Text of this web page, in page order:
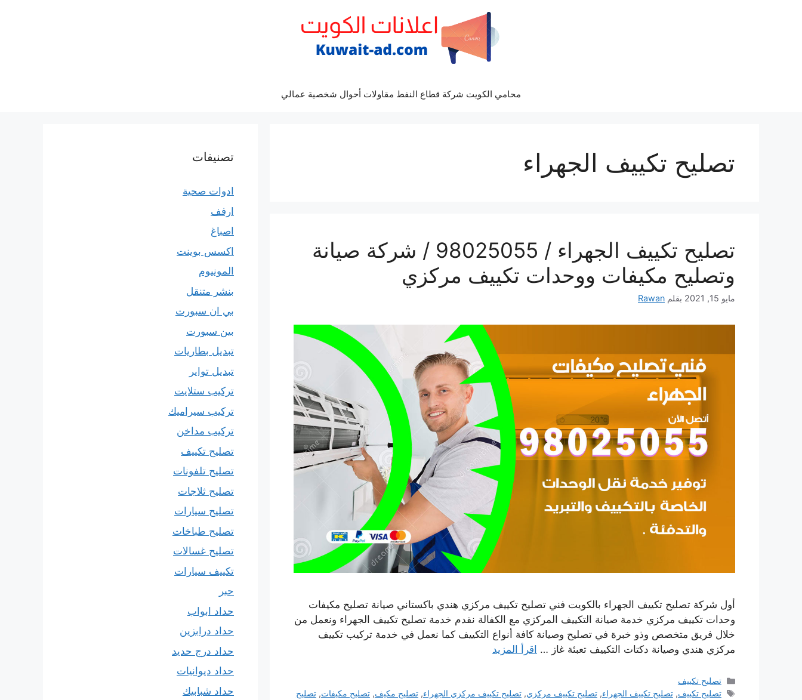
محامي الكويت شركة قطاع النفط مقاولات أحوال شخصية عمالي
تصليح تكييف الجهراء
تصليح تكييف الجهراء / 98025055 / شركة صيانة
وتصليح مكيفات ووحدات تكييف مركزي
مايو 15, 2021 بقلم Rawan
أول شركة تصليح تكييف الجهراء بالكويت فني تصليح تكييف مركزي هندي باكستاني صيانة تصليح مكيفات
وحدات تكييف مركزي خدمة صيانة التكييف المركزي مع الكفالة نقدم خدمة تصليح تكييف الجهراء ونعمل من
خلال فريق متخصص وذو خبرة في تصليح وصيانة كافة أنواع التكييف كما نعمل في خدمة تركيب تكييف
مركزي هندي وصيانة دكتات التكييف تعبئة غاز … اقرأ المزيد
التصنيفات
تصليح تكييف
الوسوم
تصليح تكييف,تصليح تكييف الجهراء,تصليح تكييف مركزي,تصليح تكييف مركزي الجهراء,تصليح مكيف,تصليح مكيفات,تصليح
تصنيفات
ادوات صحية
ارفف
اصباغ
اكسس بوينت
المونيوم
بنشر متنقل
بي ان سبورت
بين سبورت
تبديل بطاريات
تبديل تواير
تركيب ستلايت
تركيب سيراميك
تركيب مداخن
تصليح تكييف
تصليح تلفونات
تصليح ثلاجات
تصليح سيارات
تصليح طباخات
تصليح غسالات
تكييف سيارات
حبر
حداد ابواب
حداد درابزين
حداد درج حديد
حداد ديوانيات
حداد شبابيك